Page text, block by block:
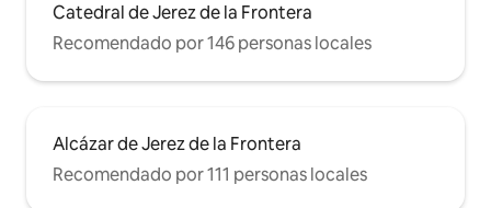
Catedral de Jerez de la Frontera
Recomendado por 146 personas locales
Alcázar de Jerez de la Frontera
Recomendado por 111 personas locales